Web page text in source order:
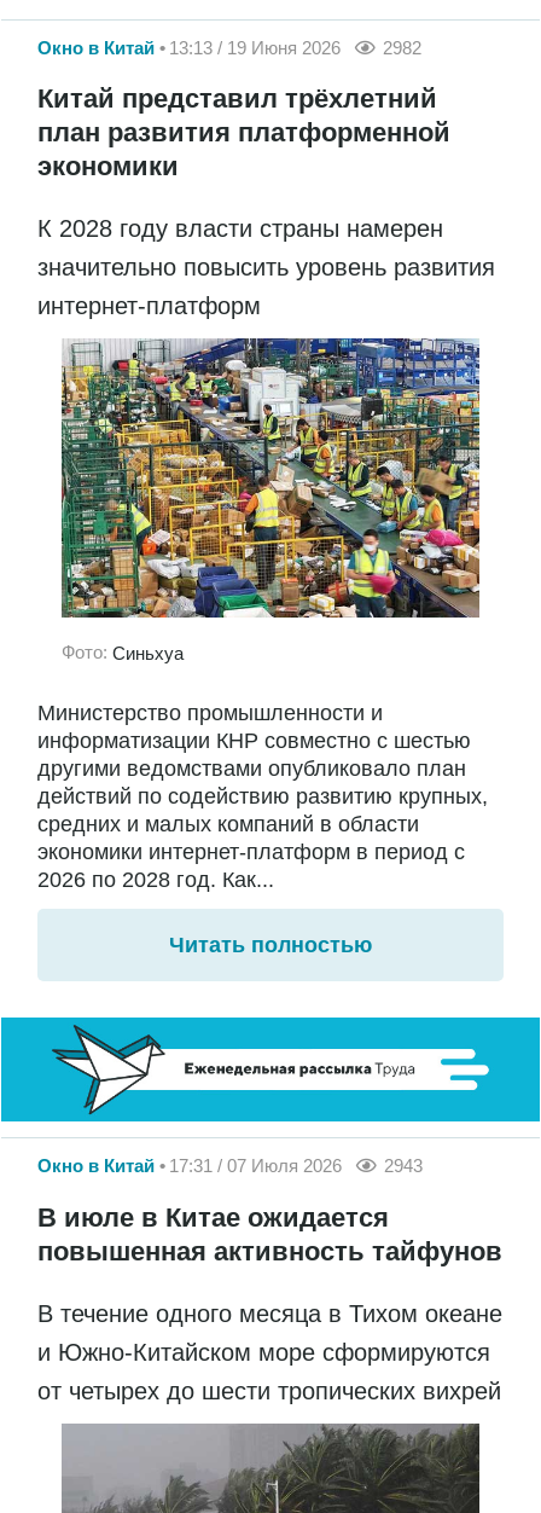
Окно в Китай 13:13 / 19 Июня 2026 2982
Китай представил трёхлетний
план развития платформенной
экономики
К 2028 году власти страны намерен
значительно повысить уровень развития
интернет-платформ
Фото: Синьхуа
Министерство промышленности и
информатизации КНР совместно с шестью
другими ведомствами опубликовало план
действий по содействию развитию крупных,
средних и малых компаний в области
экономики интернет-платформ в период с
2026 по 2028 год. Как...
Читать полностью
Окно в Китай 17:31 / 07 Июля 2026 2943
В июле в Китае ожидается
повышенная активность тайфунов
В течение одного месяца в Тихом океане
и Южно-Китайском море сформируются
от четырех до шести тропических вихрей